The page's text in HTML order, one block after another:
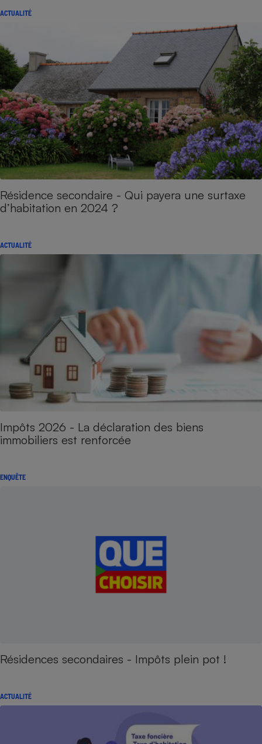
ACTUALITÉ
Résidence secondaire - Qui payera une surtaxe
d’habitation en 2024 ?
ACTUALITÉ
Impôts 2026 - La déclaration des biens
immobiliers est renforcée
ENQUÊTE
Résidences secondaires - Impôts plein pot !
ACTUALITÉ